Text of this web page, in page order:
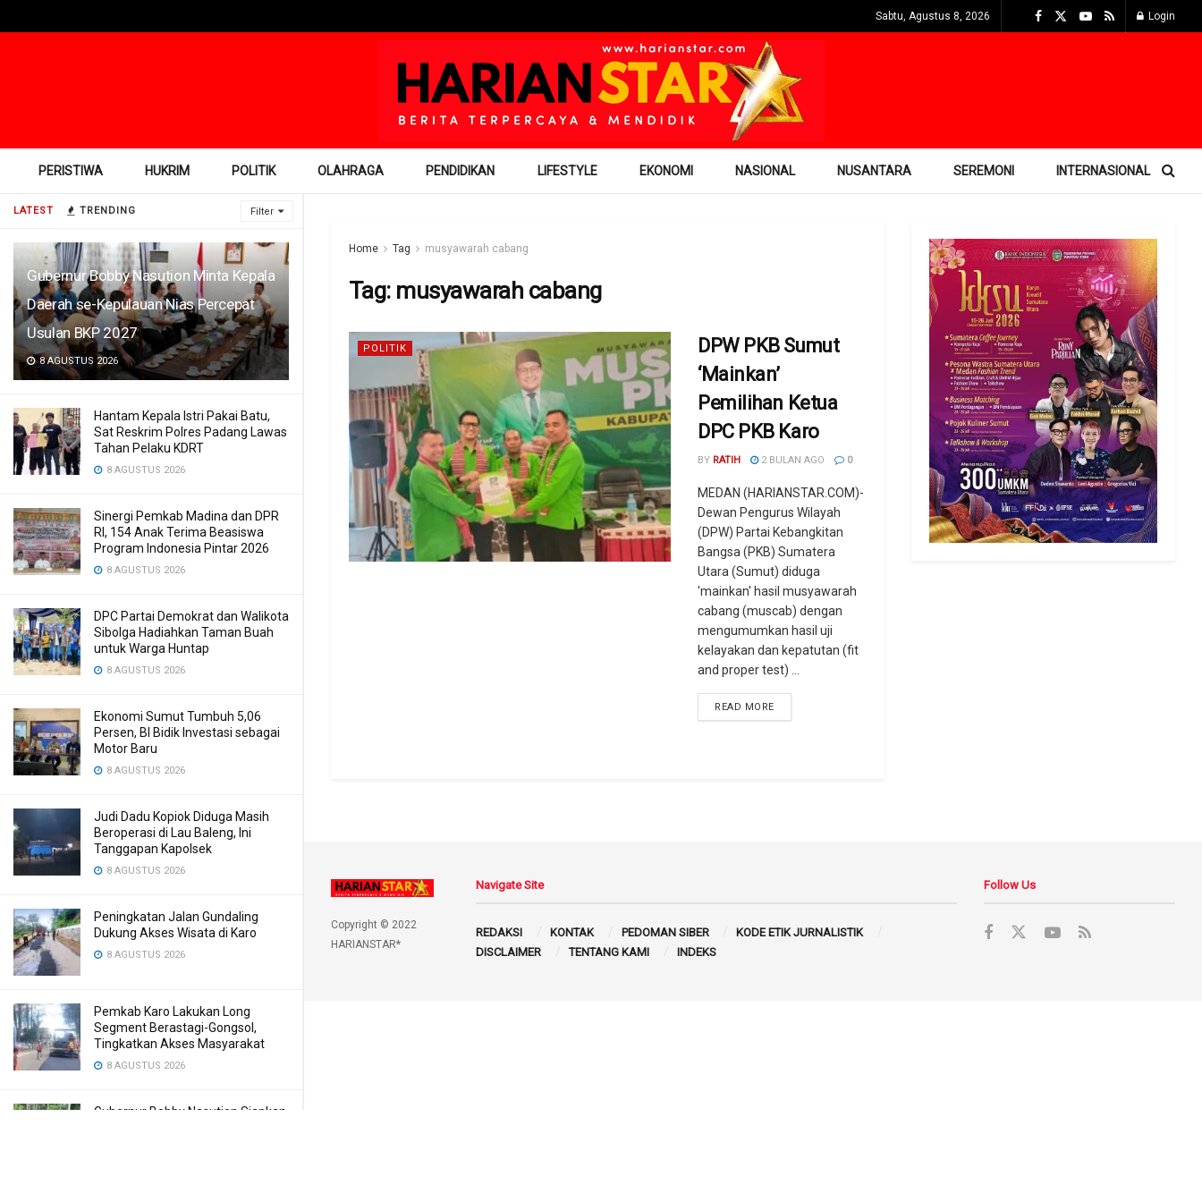
LATEST TRENDING Filter
Gubernur Bobby Nasution Minta Kepala
Daerah se-Kepulauan Nias Percepat
Usulan BKP 2027
8 AGUSTUS 2026
Hantam Kepala Istri Pakai Batu,
Sat Reskrim Polres Padang Lawas
Tahan Pelaku KDRT
8 AGUSTUS 2026
Sinergi Pemkab Madina dan DPR
RI, 154 Anak Terima Beasiswa
Program Indonesia Pintar 2026
8 AGUSTUS 2026
DPC Partai Demokrat dan Walikota
Sibolga Hadiahkan Taman Buah
untuk Warga Huntap
8 AGUSTUS 2026
Ekonomi Sumut Tumbuh 5,06
Persen, BI Bidik Investasi sebagai
Motor Baru
8 AGUSTUS 2026
Judi Dadu Kopiok Diduga Masih
Beroperasi di Lau Baleng, Ini
Tanggapan Kapolsek
8 AGUSTUS 2026
Peningkatan Jalan Gundaling
Dukung Akses Wisata di Karo
8 AGUSTUS 2026
Pemkab Karo Lakukan Long
Segment Berastagi-Gongsol,
Tingkatkan Akses Masyarakat
8 AGUSTUS 2026
Gubernur Bobby Nasution Siapkan
Sabtu, Agustus 8, 2026 Login
PERISTIWA HUKRIM POLITIK OLAHRAGA PENDIDIKAN LIFESTYLE EKONOMI NASIONAL NUSANTARA SEREMONI INTERNASIONAL
Home Tag musyawarah cabang
Tag: musyawarah cabang
POLITIK
DPW PKB Sumut
‘Mainkan’
Pemilihan Ketua
DPC PKB Karo
BY RATIH 2 BULAN AGO 0
MEDAN (HARIANSTAR.COM)-
Dewan Pengurus Wilayah
(DPW) Partai Kebangkitan
Bangsa (PKB) Sumatera
Utara (Sumut) diduga
'mainkan' hasil musyawarah
cabang (muscab) dengan
mengumumkan hasil uji
kelayakan dan kepatutan (fit
and proper test) ...
READ MORE
Copyright © 2022
HARIANSTAR*
Navigate Site
REDAKSI KONTAK PEDOMAN SIBER
KODE ETIK JURNALISTIK
DISCLAIMER
TENTANG KAMI INDEKS
Follow Us